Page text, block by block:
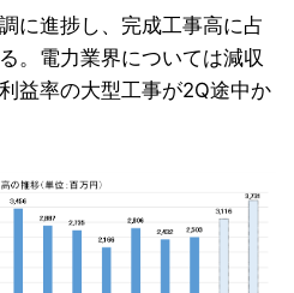
に進捗し、完成工事高に占
。電力業界については減収
益率の大型工事が2Q途中か